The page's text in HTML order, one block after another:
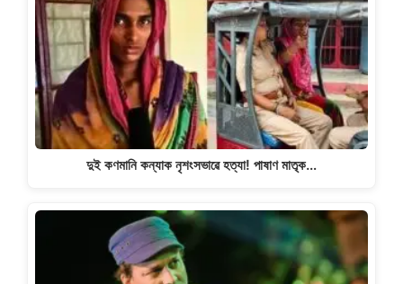
দুই কণমানি কন্যাক নৃশংসভাৱে হত্যা! পাষাণ মাতৃক…